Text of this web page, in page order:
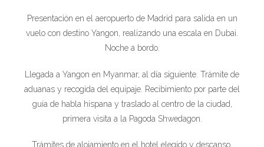
Presentación en el aeropuerto de Madrid para salida en un
vuelo con destino Yangon, realizando una escala en Dubai.
Noche a bordo.
Llegada a Yangon en Myanmar, al día siguiente. Trámite de
aduanas y recogida del equipaje. Recibimiento por parte del
guía de habla hispana y traslado al centro de la ciudad,
primera visita a la Pagoda Shwedagon.
Trámites de alojamiento en el hotel elegido y descanso.